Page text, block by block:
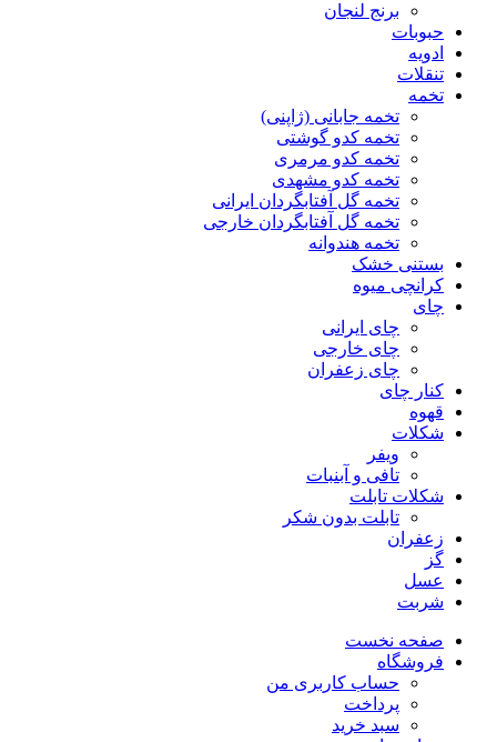
برنج لنجان
حبوبات
ادویه
تنقلات
تخمه
تخمه جابانی (ژاپنی)
تخمه کدو گوشتی
تخمه کدو مرمری
تخمه کدو مشهدی
تخمه گل آفتابگردان ایرانی
تخمه گل آفتابگردان خارجی
تخمه هندوانه
بستنی خشک
کرانچی میوه
چای
چای ایرانی
چای خارجی
چای زعفران
کنار چای
قهوه
شکلات
ویفر
تافی و آبنبات
شکلات تابلت
تابلت بدون شکر
زعفران
گز
عسل
شربت
صفحه نخست
فروشگاه
حساب کاربری من
پرداخت
سبد خرید